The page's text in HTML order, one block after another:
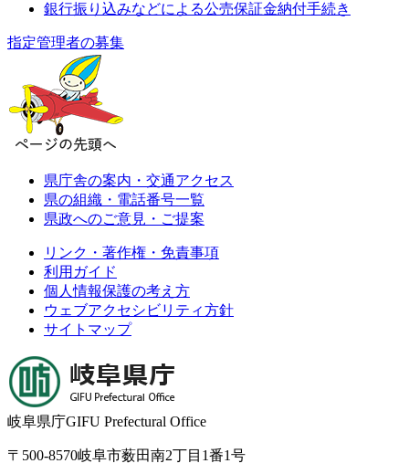
銀行振り込みなどによる公売保証金納付手続き
指定管理者の募集
県庁舎の案内・交通アクセス
県の組織・電話番号一覧
県政へのご意見・ご提案
リンク・著作権・免責事項
利用ガイド
個人情報保護の考え方
ウェブアクセシビリティ方針
サイトマップ
岐阜県庁GIFU Prefectural Office
〒500-8570岐阜市薮田南2丁目1番1号